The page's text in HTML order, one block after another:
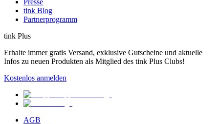
Presse
tink Blog
Partnerprogramm
tink Plus
Erhalte immer gratis Versand, exklusive Gutscheine und aktuelle
Infos zu neuen Produkten als Mitglied des tink Plus Clubs!
Kostenlos anmelden
AGB